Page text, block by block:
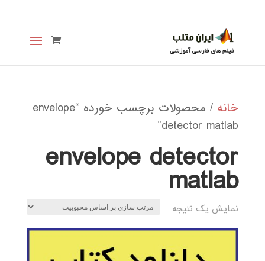
خانه
/ محصولات برچسب خورده “envelope
detector matlab”
envelope detector
matlab
نمایش یک نتیجه